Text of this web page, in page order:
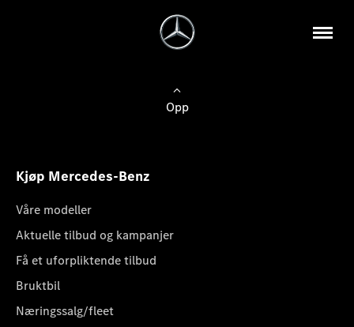
Opp
Kjøp Mercedes-Benz
Våre modeller
Aktuelle tilbud og kampanjer
Få et uforpliktende tilbud
Bruktbil
Næringssalg/fleet